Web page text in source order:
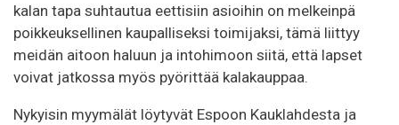
kalan tapa suhtautua eettisiin asioihin on melkeinpä
poikkeuksellinen kaupalliseksi toimijaksi, tämä liittyy
meidän aitoon haluun ja intohimoon siitä, että lapset
voivat jatkossa myös pyörittää kalakauppaa.
Nykyisin myymälät löytyvät Espoon Kauklahdesta ja